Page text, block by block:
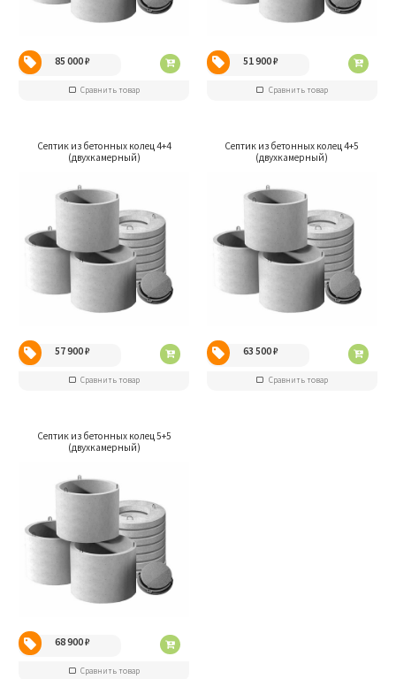
85 000₽
Сравнить товар
51 900₽
Сравнить товар
Септик из бетонных колец 4+4
(двухкамерный)
57 900₽
Сравнить товар
Септик из бетонных колец 4+5
(двухкамерный)
63 500₽
Сравнить товар
Септик из бетонных колец 5+5
(двухкамерный)
68 900₽
Сравнить товар